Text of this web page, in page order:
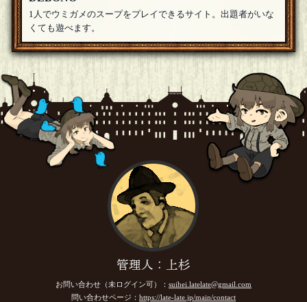
1人でウミガメのスープをプレイできるサイト。出題者がいな
くても遊べます。
管理人：上杉
お問い合わせ（未ログイン可）： suihei.latelate@gmail.com
問い合わせページ： https://late-late.jp/main/contact